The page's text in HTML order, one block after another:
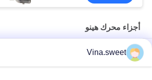
أجزاء محرك هينو
محرك هينو
Vina.sweet